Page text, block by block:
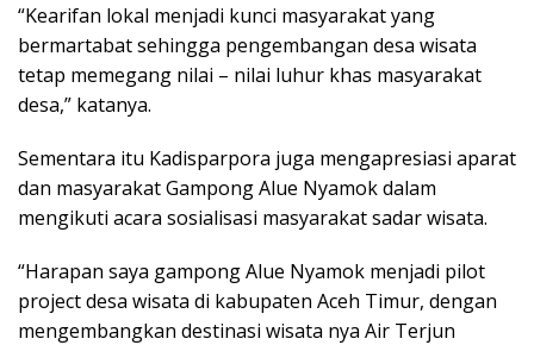
“Kearifan lokal menjadi kunci masyarakat yang
bermartabat sehingga pengembangan desa wisata
tetap memegang nilai – nilai luhur khas masyarakat
desa,” katanya.
Sementara itu Kadisparpora juga mengapresiasi aparat
dan masyarakat Gampong Alue Nyamok dalam
mengikuti acara sosialisasi masyarakat sadar wisata.
“Harapan saya gampong Alue Nyamok menjadi pilot
project desa wisata di kabupaten Aceh Timur, dengan
mengembangkan destinasi wisata nya Air Terjun